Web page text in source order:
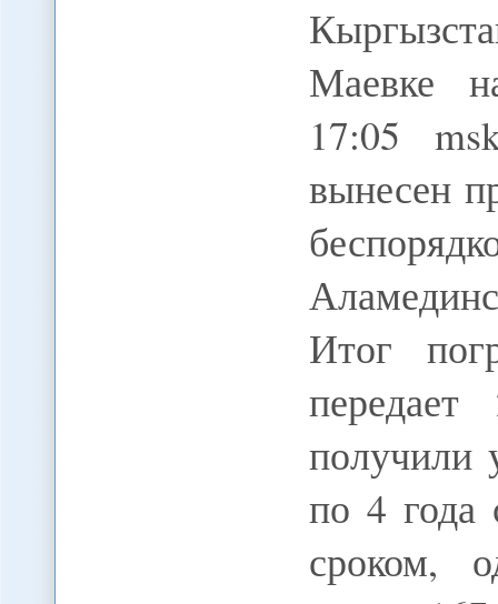
Маевке
17:05
вынесен
Итог
получили
по 4 года
сроком,